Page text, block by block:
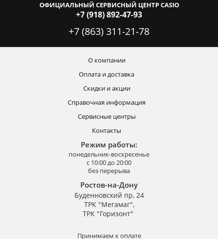
ОФИЦИАЛЬНЫЙ СЕРВИСНЫЙ ЦЕНТР CASIO
+7 (918) 892-47-93
+7 (863) 311-21-78
О компании
Оплата и доставка
Скидки и акции
Справочная информация
Сервисные центры
Контакты
Режим работы:
понедельник-воскресенье
с 10:00 до 20:00
без перерыва
Ростов-на-Дону
Буденновский пр, 24
ТРК "Мегамаг",
ТРК "Горизонт"
Принимаем к оплате